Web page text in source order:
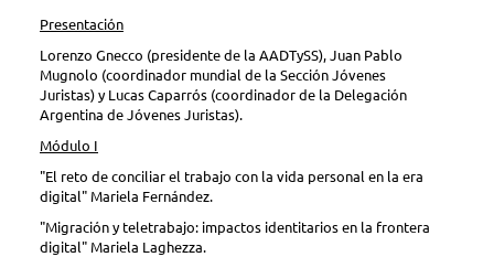
Presentación
Lorenzo Gnecco (presidente de la AADTySS), Juan Pablo
Mugnolo (coordinador mundial de la Sección Jóvenes
Juristas) y Lucas Caparrós (coordinador de la Delegación
Argentina de Jóvenes Juristas).
Módulo I
"El reto de conciliar el trabajo con la vida personal en la era
digital" Mariela Fernández.
"Migración y teletrabajo: impactos identitarios en la frontera
digital" Mariela Laghezza.